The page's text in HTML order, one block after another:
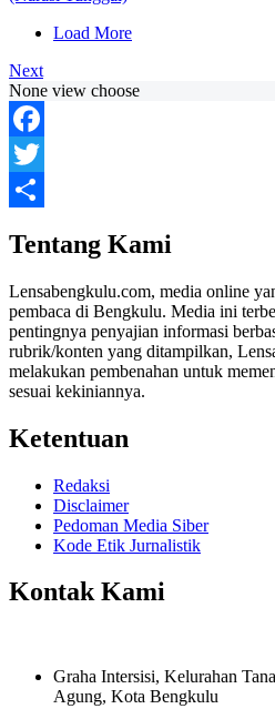
Load More
Next
None view choose
Facebook
Twitter
Tentang Kami
Lensabengkulu.com, media online
pembaca di Bengkulu. Media ini
pentingnya penyajian informasi
rubrik/konten yang ditampilkan,
melakukan pembenahan untuk
sesuai kekiniannya.
Ketentuan
Redaksi
Disclaimer
Pedoman Media Siber
Kode Etik Jurnalistik
Kontak Kami
Graha Intersisi, Kelurahan
Agung, Kota Bengkulu